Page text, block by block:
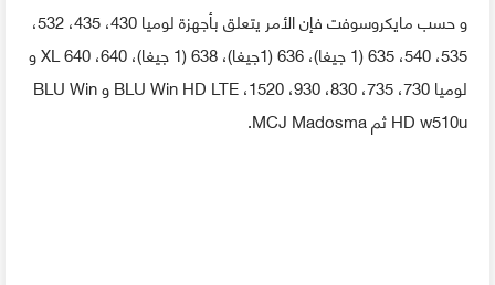
و حسب مايكروسوفت فإن الأمر يتعلق بأجهزة لوميا 430، 435، 532،
535، 540، 635 (1 جيغا)، 636 (1جيغا)، 638 (1 جيغا)، 640، 640 XL و
لوميا 730، 735، 830، 930، 1520، BLU Win HD LTE و BLU Win
HD w510u ثم MCJ Madosma.